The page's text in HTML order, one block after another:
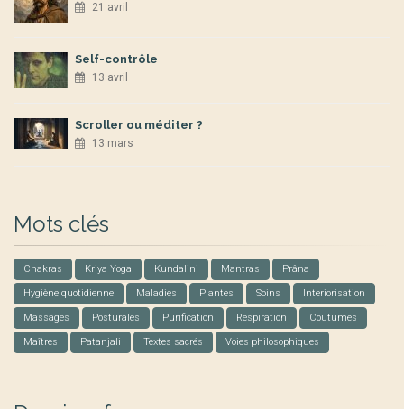
21 avril
Self-contrôle
13 avril
Scroller ou méditer ?
13 mars
Mots clés
Chakras Kriya Yoga Kundalini Mantras Prâna
Hygiène quotidienne Maladies Plantes Soins Interiorisation
Massages Posturales Purification Respiration Coutumes
Maîtres Patanjali Textes sacrés Voies philosophiques